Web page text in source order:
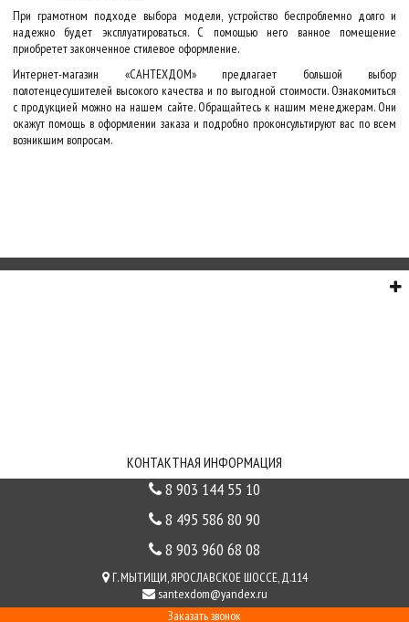
При грамотном подходе выбора модели, устройство беспроблемно долго и
надежно будет эксплуатироваться. С помощью него ванное помещение
приобретет законченное стилевое оформление.
Интернет-магазин «САНТЕХДОМ» предлагает большой выбор
полотенцесушителей высокого качества и по выгодной стоимости. Ознакомиться
с продукцией можно на нашем сайте. Обращайтесь к нашим менеджерам. Они
окажут помощь в оформлении заказа и подробно проконсультируют вас по всем
возникшим вопросам.
КОНТАКТНАЯ ИНФОРМАЦИЯ
8 903 144 55 10
8 495 586 80 90
8 903 960 68 08
Г. МЫТИЩИ, ЯРОСЛАВСКОЕ ШОССЕ, Д.114
santexdom@yandex.ru
Заказать звонок